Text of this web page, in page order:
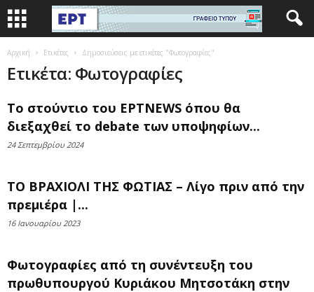
Αρχική Ετικέτες Δημοσιεύσεις με ετικέτες "Φωτογραφίες"
Ετικέτα: Φωτογραφίες
Το στούντιο του ΕΡΤNEWS όπου θα
διεξαχθεί το debate των υποψηφίων...
24 Σεπτεμβρίου 2024
ΤΟ ΒΡΑΧΙΟΛΙ ΤΗΣ ΦΩΤΙΑΣ – Λίγο πριν από την
πρεμιέρα |...
16 Ιανουαρίου 2023
Φωτογραφίες από τη συνέντευξη του
πρωθυπουργού Κυριάκου Μητσοτάκη στην